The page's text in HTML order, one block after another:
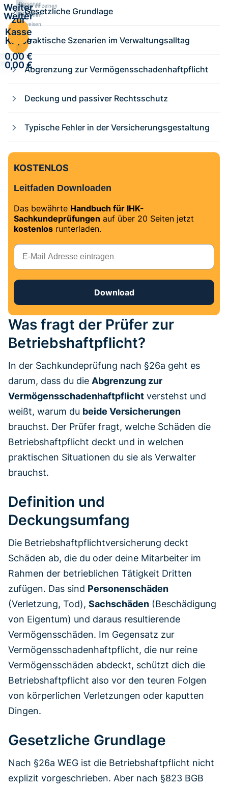
Personen
zuweisen.
Weiter
zur
Kasse
·
0,00 €
Kurse einzelnen
Personen
zuweisen.
Weiter
zur
Kasse
·
0,00 €
Gesetzliche Grundlage
Praktische Szenarien im Verwaltungsalltag
Abgrenzung zur Vermögensschadenhaftpflicht
Deckung und passiver Rechtsschutz
Typische Fehler in der Versicherungsgestaltung
KOSTENLOS
Leitfaden Downloaden
Das bewährte Handbuch für IHK-
Sachkundeprüfungen auf über 20 Seiten jetzt
kostenlos runterladen.
E-Mail
Download
Was fragt der Prüfer zur
Betriebshaftpflicht?
In der Sachkundeprüfung nach §26a geht es
darum, dass du die Abgrenzung zur
Vermögensschadenhaftpflicht verstehst und
weißt, warum du beide Versicherungen
brauchst. Der Prüfer fragt, welche Schäden die
Betriebshaftpflicht deckt und in welchen
praktischen Situationen du sie als Verwalter
brauchst.
Definition und
Deckungsumfang
Die Betriebshaftpflichtversicherung deckt
Schäden ab, die du oder deine Mitarbeiter im
Rahmen der betrieblichen Tätigkeit Dritten
zufügen. Das sind Personenschäden
(Verletzung, Tod), Sachschäden (Beschädigung
von Eigentum) und daraus resultierende
Vermögensschäden. Im Gegensatz zur
Vermögensschadenhaftpflicht, die nur reine
Vermögensschäden abdeckt, schützt dich die
Betriebshaftpflicht also vor den teuren Folgen
von körperlichen Verletzungen oder kaputten
Dingen.
Gesetzliche Grundlage
Nach §26a WEG ist die Betriebshaftpflicht nicht
explizit vorgeschrieben. Aber nach §823 BGB